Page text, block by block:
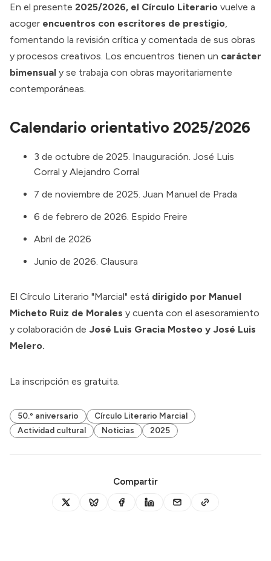
En el presente 2025/2026, el Círculo Literario vuelve a
acoger encuentros con escritores de prestigio,
fomentando la revisión crítica y comentada de sus obras
y procesos creativos. Los encuentros tienen un carácter
bimensual y se trabaja con obras mayoritariamente
contemporáneas.
Calendario orientativo 2025/2026
3 de octubre de 2025. Inauguración. José Luis
Corral y Alejandro Corral
7 de noviembre de 2025. Juan Manuel de Prada
6 de febrero de 2026. Espido Freire
Abril de 2026
Junio de 2026. Clausura
El Círculo Literario "Marcial" está dirigido por Manuel
Micheto Ruiz de Morales y cuenta con el asesoramiento
y colaboración de José Luis Gracia Mosteo y José Luis
Melero.
La inscripción es gratuita.
50.º aniversario
Círculo Literario Marcial
Actividad cultural
Noticias 2025
Compartir